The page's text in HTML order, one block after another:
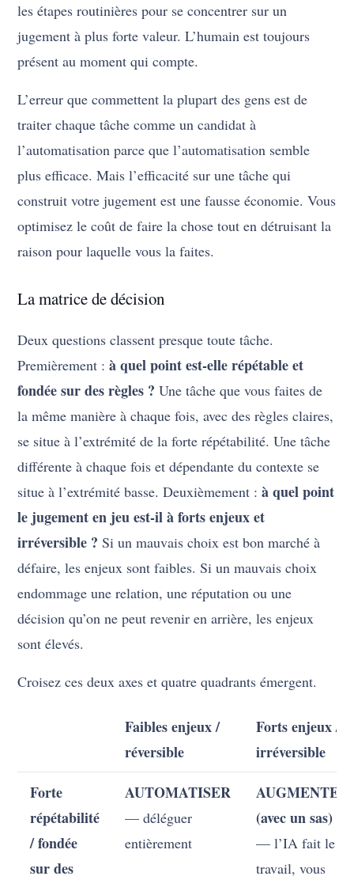
les étapes routinières pour se concentrer sur un
jugement à plus forte valeur. L’humain est toujours
présent au moment qui compte.
L’erreur que commettent la plupart des gens est de
traiter chaque tâche comme un candidat à
l’automatisation parce que l’automatisation semble
plus efficace. Mais l’efficacité sur une tâche qui
construit votre jugement est une fausse économie. Vous
optimisez le coût de faire la chose tout en détruisant la
raison pour laquelle vous la faites.
La matrice de décision
Deux questions classent presque toute tâche.
Premièrement :à quel point est-elle répétable et
fondée sur des règles ? Une tâche que vous faites de
la même manière à chaque fois, avec des règles claires,
se situe à l’extrémité de la forte répétabilité. Une tâche
différente à chaque fois et dépendante du contexte se
situe à l’extrémité basse. Deuxièmement :à quel point
le jugement en jeu est-il à forts enjeux et
irréversible ? Si un mauvais choix est bon marché à
défaire, les enjeux sont faibles. Si un mauvais choix
endommage une relation, une réputation ou une
décision qu’on ne peut revenir en arrière, les enjeux
sont élevés.
Croisez ces deux axes et quatre quadrants émergent.
Faibles enjeux /
réversible
Forts enjeux /
irréversible
Forte
répétabilité
/ fondée
sur des
AUTOMATISER
— déléguer
entièrement
AUGMENTER
(avec un sas)
— l’IA fait le
travail, vous